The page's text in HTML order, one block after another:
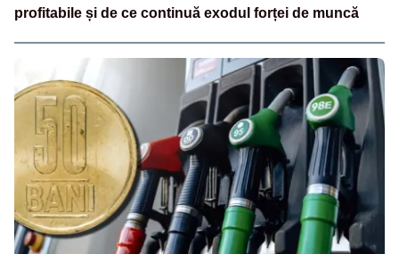
profitabile și de ce continuă exodul forței de muncă